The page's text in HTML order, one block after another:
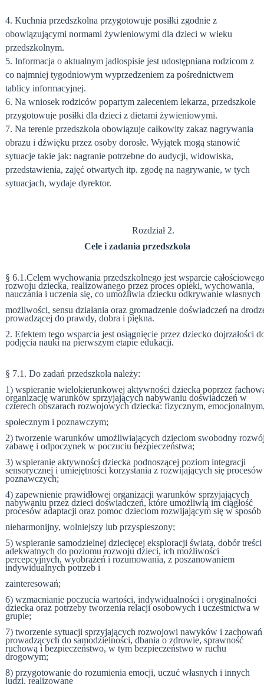
4. Kuchnia przedszkolna przygotowuje posiłki zgodnie z
obowiązującymi normami żywieniowymi dla dzieci w wieku
przedszkolnym.
5. Informacja o aktualnym jadłospisie jest udostępniana rodzicom z
co najmniej tygodniowym wyprzedzeniem za pośrednictwem
tablicy informacyjnej.
6. Na wniosek rodziców popartym zaleceniem lekarza, przedszkole
przygotowuje posiłki dla dzieci z dietami żywieniowymi.
7. Na terenie przedszkola obowiązuje całkowity zakaz nagrywania
obrazu i dźwięku przez osoby dorosłe. Wyjątek mogą stanowić
sytuacje takie jak: nagranie potrzebne do audycji, widowiska,
przedstawienia, zajęć otwartych itp. zgodę na nagrywanie, w tych
sytuacjach, wydaje dyrektor.
Rozdział 2.
Cele i zadania przedszkola
§ 6.1.Celem wychowania przedszkolnego jest wsparcie
rozwoju dziecka, realizowanego przez proces opieki, wychowania,
nauczania i uczenia się, co umożliwia dziecku odkrywanie własnych
możliwości, sensu działania oraz gromadzenie doświadczeń na
prowadzącej do prawdy, dobra i piękna.
2. Efektem tego wsparcia jest osiągnięcie przez dziecko dojrzałości
podjęcia nauki na pierwszym etapie edukacji.
§ 7.1. Do zadań przedszkola należy:
1) wspieranie wielokierunkowej aktywności dziecka poprzez
organizację warunków sprzyjających nabywaniu doświadczeń w
czterech obszarach rozwojowych dziecka: fizycznym,
społecznym i poznawczym;
2) tworzenie warunków umożliwiających dzieciom swobodny
zabawę i odpoczynek w poczuciu bezpieczeństwa;
3) wspieranie aktywności dziecka podnoszącej poziom integracji
sensorycznej i umiejętności korzystania z rozwijających się procesów
poznawczych;
4) zapewnienie prawidłowej organizacji warunków sprzyjających
nabywaniu przez dzieci doświadczeń, które umożliwią im ciągłość
procesów adaptacji oraz pomoc dzieciom rozwijającym się w sposób
nieharmonijny, wolniejszy lub przyspieszony;
5) wspieranie samodzielnej dziecięcej eksploracji świata, dobór treści
adekwatnych do poziomu rozwoju dzieci, ich możliwości
percepcyjnych, wyobrażeń i rozumowania, z poszanowaniem
indywidualnych potrzeb i
zainteresowań;
6) wzmacnianie poczucia wartości, indywidualności i oryginalności
dziecka oraz potrzeby tworzenia relacji osobowych i uczestnictwa w
grupie;
7) tworzenie sytuacji sprzyjających rozwojowi nawyków i zachowań
prowadzących do samodzielności, dbania o zdrowie, sprawność
ruchową i bezpieczeństwo, w tym bezpieczeństwo w ruchu
drogowym;
8) przygotowanie do rozumienia emocji, uczuć własnych i innych
ludzi, realizowane